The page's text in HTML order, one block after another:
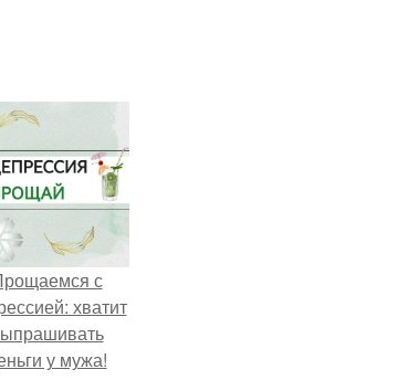
с
хватит
у мужа!